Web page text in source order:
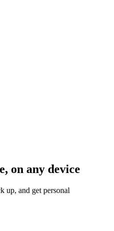
on any device
up, and get personal